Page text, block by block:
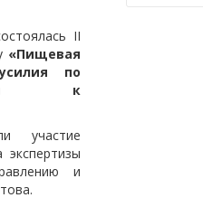
II
«Пищевая
по
к
участие
экспертизы
и